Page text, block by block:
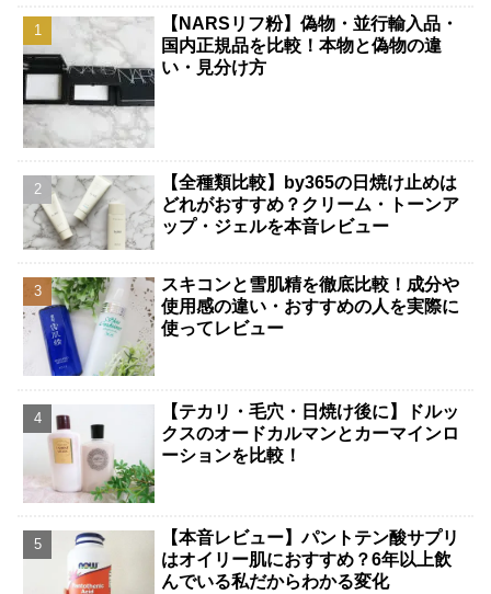
【NARSリフ粉】偽物・並行輸入品・
国内正規品を比較！本物と偽物の違
い・見分け方
【全種類比較】by365の日焼け止めは
どれがおすすめ？クリーム・トーンア
ップ・ジェルを本音レビュー
スキコンと雪肌精を徹底比較！成分や
使用感の違い・おすすめの人を実際に
使ってレビュー
【テカリ・毛穴・日焼け後に】ドルッ
クスのオードカルマンとカーマインロ
ーションを比較！
【本音レビュー】パントテン酸サプリ
はオイリー肌におすすめ？6年以上飲
んでいる私だからわかる変化